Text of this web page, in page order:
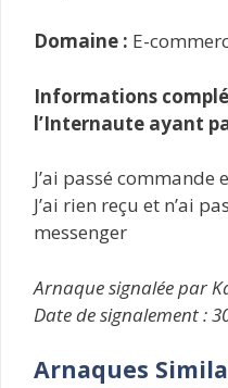
Domaine : E-
Informations
l’Internaute ayant
J’ai passé commande
J’ai rien reçu et n’ai
messenger
Arnaque signalée par
Date de signalement :
Arnaques